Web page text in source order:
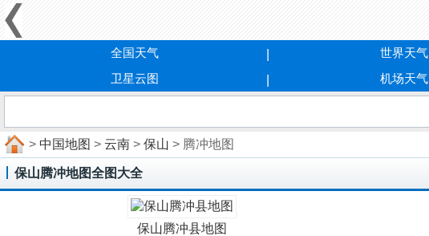
全国天气 世界天气
卫星云图
机场天气
> 中国地图 > 云南 > 保山 > 腾冲地图
保山腾冲地图全图大全
保山腾冲县地图